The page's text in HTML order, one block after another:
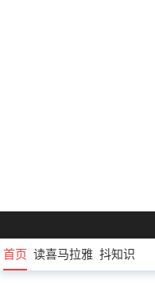
首页 读喜马拉雅 抖知识